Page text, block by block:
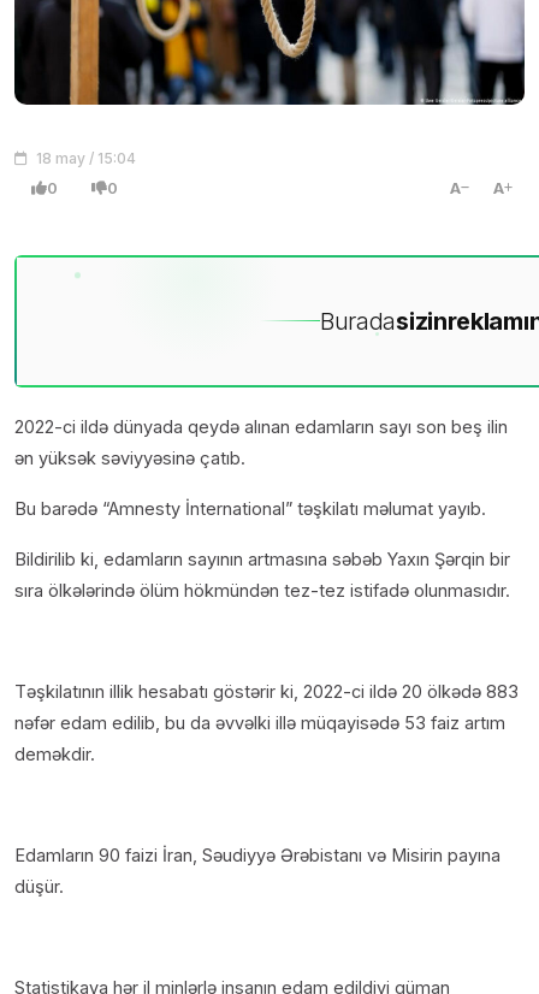
18 may / 15:04
0 0 A A
Buradasizin
2022-ci ildə dünyada qeydə alınan edamların sayı son beş ilin
ən yüksək səviyyəsinə çatıb.
Bu barədə “Amnesty İnternational” təşkilatı məlumat yayıb.
Bildirilib ki, edamların sayının artmasına səbəb Yaxın Şərqin bir
sıra ölkələrində ölüm hökmündən tez-tez istifadə olunmasıdır.
Təşkilatının illik hesabatı göstərir ki, 2022-ci ildə 20 ölkədə 883
nəfər edam edilib, bu da əvvəlki illə müqayisədə 53 faiz artım
deməkdir.
Edamların 90 faizi İran, Səudiyyə Ərəbistanı və Misirin payına
düşür.
Statistikaya hər il minlərlə insanın edam edildiyi güman